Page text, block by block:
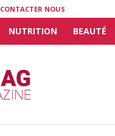
CONTACTER NOUS
NUTRITION BEAUTÉ